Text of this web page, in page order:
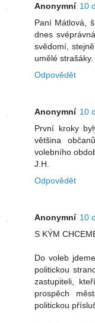
Anonymní 10
Paní Mátlová,
dnes
svědomí,
umělé strašáky.
Odpovědět
Anonymní 10
První kroky
většina
volebního
J.H.
Odpovědět
Anonymní 10
S KÝM
Do voleb
politickou
zastupiteli,
prospěch
politickou